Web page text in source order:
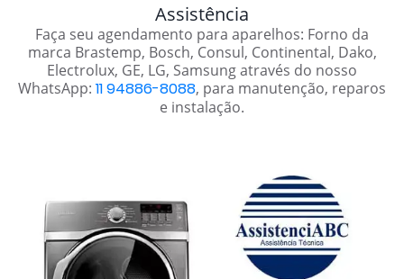
Assistência
Faça seu agendamento para aparelhos: Forno da
marca Brastemp, Bosch, Consul, Continental, Dako,
Electrolux, GE, LG, Samsung através do nosso
WhatsApp: 11 94886-8088, para manutenção, reparos
e instalação.